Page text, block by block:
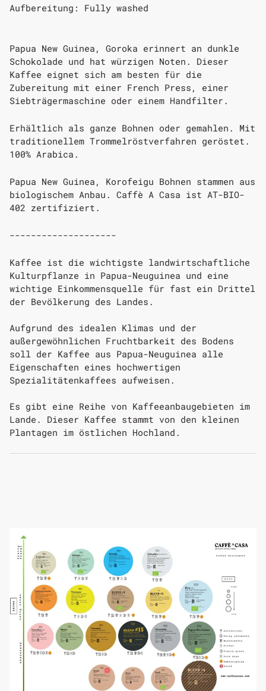
Aufbereitung: Fully washed
Papua New Guinea, Goroka erinnert an dunkle
Schokolade und hat würzigen Noten. Dieser
Kaffee eignet sich am besten für die
Zubereitung mit einer French Press, einer
Siebträgermaschine oder einem Handfilter.
Erhältlich als ganze Bohnen oder gemahlen. Mit
traditionellem Trommelröstverfahren geröstet.
100% Arabica.
Papua New Guinea, Korofeigu Bohnen stammen aus
biologischem Anbau. Caffè A Casa ist AT-BIO-
402 zertifiziert.
--------------------
Kaffee ist die wichtigste landwirtschaftliche
Kulturpflanze in Papua-Neuguinea und eine
wichtige Einkommensquelle für fast ein Drittel
der Bevölkerung des Landes.
Aufgrund des idealen Klimas und der
außergewöhnlichen Fruchtbarkeit des Bodens
soll der Kaffee aus Papua-Neuguinea alle
Eigenschaften eines hochwertigen
Spezialitätenkaffees aufweisen.
Es gibt eine Reihe von Kaffeeanbaugebieten im
Lande. Dieser Kaffee stammt von den kleinen
Plantagen im östlichen Hochland.